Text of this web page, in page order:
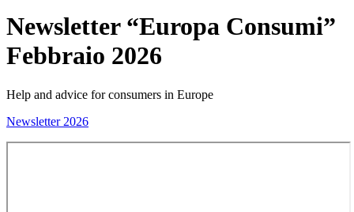
Newsletter “Europa Consumi”
Febbraio 2026
Help and advice for consumers in Europe
Newsletter 2026